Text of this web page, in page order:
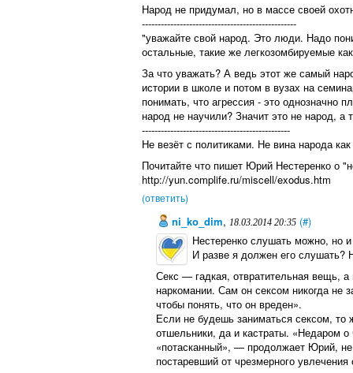
Народ не придумал, но в массе своей
-------------------------------------------------
"уважайте свой народ. Это люди. Надо
остальные, такие же легкозомбируемые
За что уважать? А ведь этот же самый
истории в школе и потом в вузах на
понимать, что агрессия - это однозначно
народ не научили? Значит это не народ, а
-----------------------------------------------
Не везёт с политиками. Не вина народа
Почитайте что пишет Юрий Нестеренко о
http://yun.complife.ru/miscell/exodus.htm
(ответить)
ni_ko_dim, 18.03.2014 20:35 (#)
Нестеренко слушать можно, но
И разве я должен его слушать?
Секс — гадкая, отвратительная вещь,
наркомании. Сам он сексом никогда не
чтобы понять, что он вреден».
Если не будешь заниматься сексом,
отшельники, да и кастраты. «Недаром
«потасканный», — продолжает Юрий,
постаревший от чрезмерного увлечения